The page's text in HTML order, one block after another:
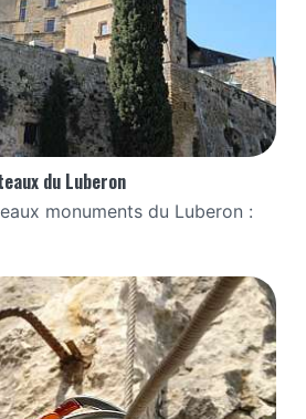
du Luberon
monuments du Luberon :